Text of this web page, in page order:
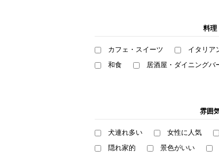
料理
カフェ・スイーツ イタリア
和食
居酒屋・ダイニングバ
雰囲
犬連れ多い 女性に人気
隠れ家的
景色がいい